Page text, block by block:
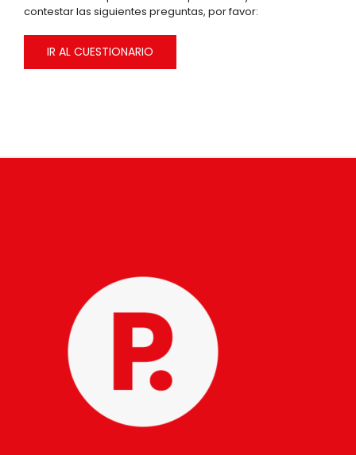
contestar las siguientes preguntas, por favor:
IR AL CUESTIONARIO